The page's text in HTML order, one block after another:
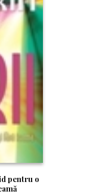
pentru o